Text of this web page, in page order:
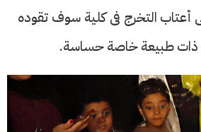
التخرج فى كلية سوف تقوده
طبيعة خاصة حساسة.